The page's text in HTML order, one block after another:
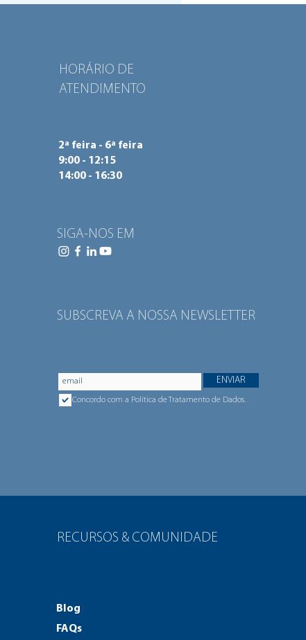
HORÁRIO DE
ATENDIMENTO
2ª feira - 6ª feira
9:00 - 12:15
14:00 - 16:30
SIGA-NOS EM
SUBSCREVA A NOSSA NEWSLETTER
ENVIAR
Concordo com a Política de Tratamento de Dados.
RECURSOS & COMUNIDADE
Blog
FAQs